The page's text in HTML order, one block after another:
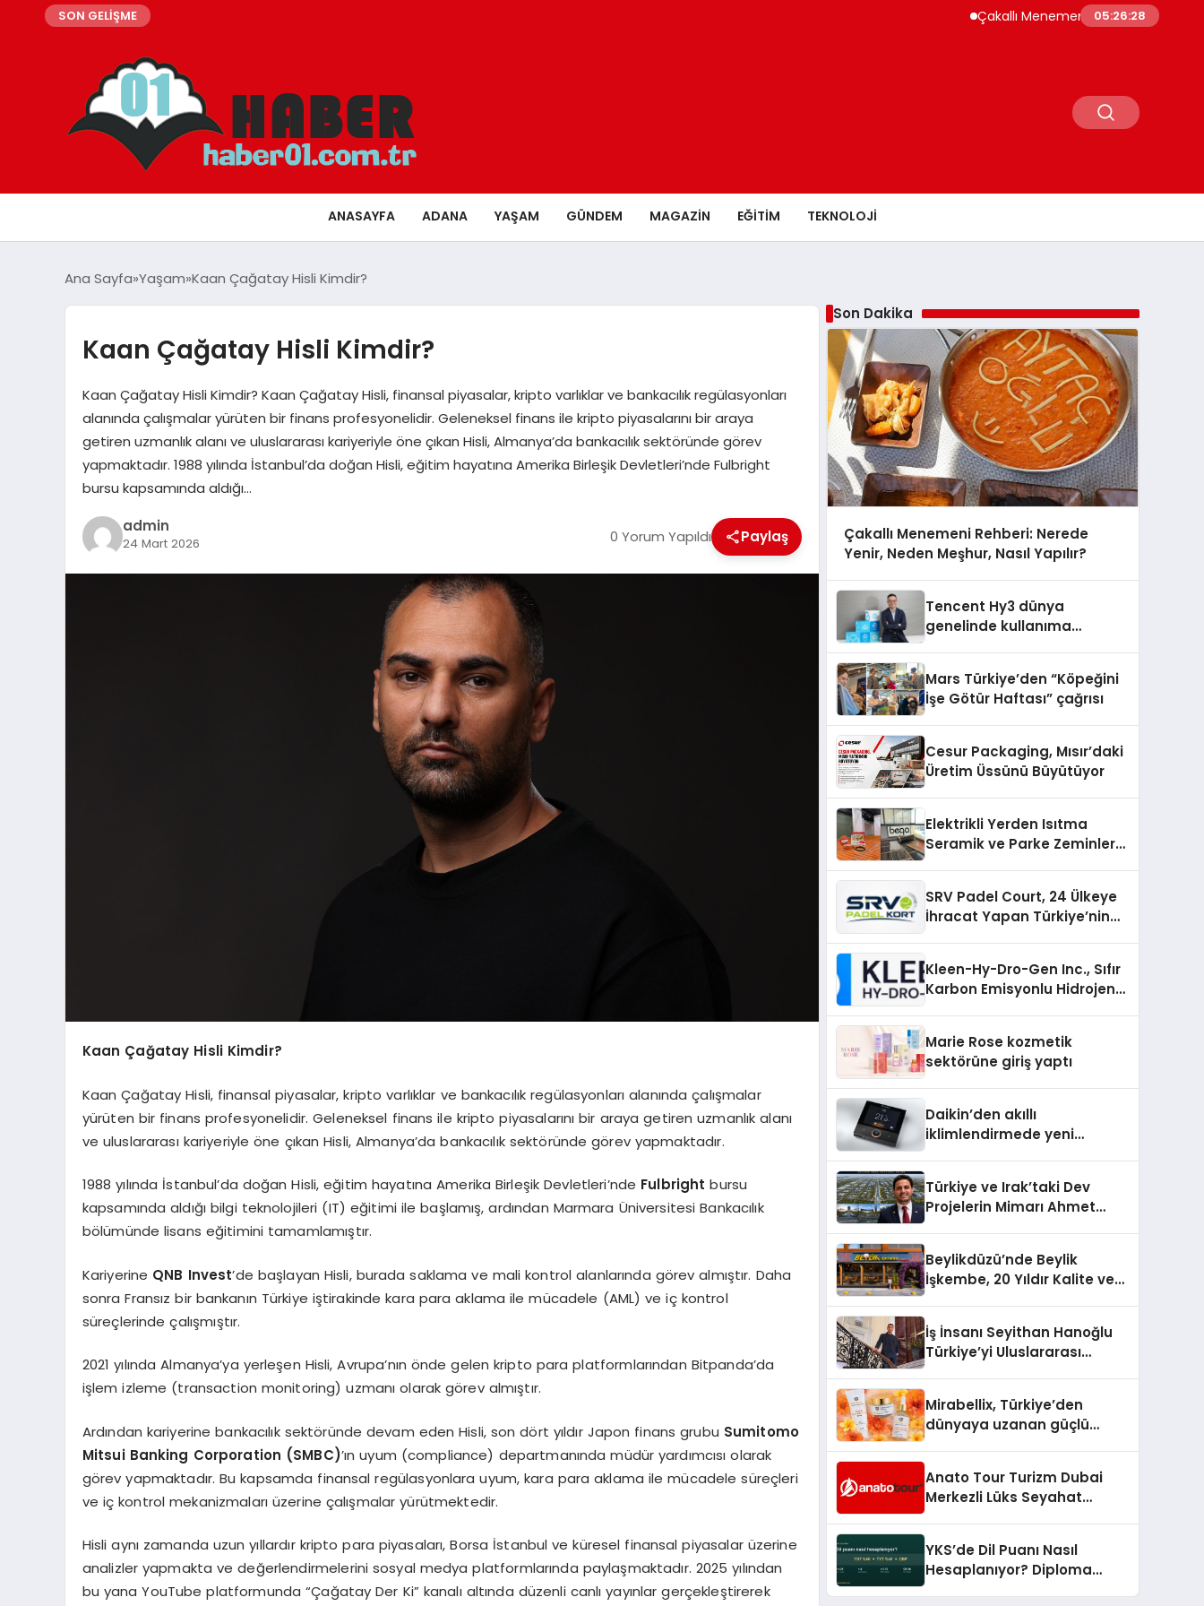
SON GELİŞME Çakallı Menemeni Rehberi: Nerede Yenir,
05:26:29
ANASAYFA ADANA YAŞAM GÜNDEM MAGAZIN EĞITIM TEKNOLOJI
Ana Sayfa Yaşam Kaan Çağatay Hisli Kimdir?
Kaan Çağatay Hisli Kimdir?
Kaan Çağatay Hisli Kimdir? Kaan Çağatay Hisli, finansal piyasalar, kripto varlıklar ve bankacılık regülasyonları
alanında çalışmalar yürüten bir finans profesyonelidir. Geleneksel finans ile kripto piyasalarını bir araya
getiren uzmanlık alanı ve uluslararası kariyeriyle öne çıkan Hisli, Almanya’da bankacılık sektöründe görev
yapmaktadır. 1988 yılında İstanbul’da doğan Hisli, eğitim hayatına Amerika Birleşik Devletleri’nde Fulbright
bursu kapsamında aldığı…
admin
24 Mart 2026 0 Yorum Yapıldı Paylaş
Kaan Çağatay Hisli Kimdir?
Kaan Çağatay Hisli, finansal piyasalar, kripto varlıklar ve bankacılık regülasyonları alanında çalışmalar
yürüten bir finans profesyonelidir. Geleneksel finans ile kripto piyasalarını bir araya getiren uzmanlık alanı
ve uluslararası kariyeriyle öne çıkan Hisli, Almanya’da bankacılık sektöründe görev yapmaktadır.
1988 yılında İstanbul’da doğan Hisli, eğitim hayatına Amerika Birleşik Devletleri’nde Fulbright bursu
kapsamında aldığı bilgi teknolojileri (IT) eğitimi ile başlamış, ardından Marmara Üniversitesi Bankacılık
bölümünde lisans eğitimini tamamlamıştır.
Kariyerine QNB Invest’de başlayan Hisli, burada saklama ve mali kontrol alanlarında görev almıştır. Daha
sonra Fransız bir bankanın Türkiye iştirakinde kara para aklama ile mücadele (AML) ve iç kontrol
süreçlerinde çalışmıştır.
2021 yılında Almanya’ya yerleşen Hisli, Avrupa’nın önde gelen kripto para platformlarından Bitpanda’da
işlem izleme (transaction monitoring) uzmanı olarak görev almıştır.
Ardından kariyerine bankacılık sektöründe devam eden Hisli, son dört yıldır Japon finans grubu Sumitomo
Mitsui Banking Corporation (SMBC)’ın uyum (compliance) departmanında müdür yardımcısı olarak
görev yapmaktadır. Bu kapsamda finansal regülasyonlara uyum, kara para aklama ile mücadele süreçleri
ve iç kontrol mekanizmaları üzerine çalışmalar yürütmektedir.
Hisli aynı zamanda uzun yıllardır kripto para piyasaları, Borsa İstanbul ve küresel finansal piyasalar üzerine
analizler yapmakta ve değerlendirmelerini sosyal medya platformlarında paylaşmaktadır. 2025 yılından
bu yana YouTube platformunda “Çağatay Der Ki” kanalı altında düzenli canlı yayınlar gerçekleştirerek
Son Dakika
Çakallı Menemeni Rehberi: Nerede
Yenir, Neden Meşhur, Nasıl Yapılır?
Tencent Hy3 dünya
genelinde kullanıma
Mars Türkiye’den “Köpeğini
İşe Götür Haftası” çağrısı
Cesur Packaging, Mısır’daki
Üretim Üssünü Büyütüyor
Elektrikli Yerden Isıtma
Seramik ve Parke Zeminler
SRV Padel Court, 24 Ülkeye
İhracat Yapan Türkiye’nin
Kleen-Hy-Dro-Gen Inc., Sıfır
Karbon Emisyonlu Hidrojen
Aldı
Marie Rose kozmetik
sektörüne giriş yaptı
Daikin’den akıllı
iklimlendirmede yeni
Türkiye ve Irak’taki Dev
Projelerin Mimarı Ahmet
Holding Industrial City”
Projesini Hayata Geçirecek
Beylikdüzü’nde Beylik
İşkembe, 20 Yıldır Kalite ve
İş İnsanı Seyithan Hanoğlu
Türkiye’yi Uluslararası
Mirabellix, Türkiye’den
dünyaya uzanan güçlü
Anato Tour Turizm Dubai
Merkezli Lüks Seyahat
YKS’de Dil Puanı Nasıl
Hesaplanıyor? Diploma